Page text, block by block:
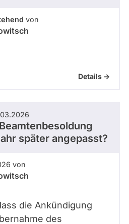
von
Details ->
später angepasst?
von
die Ankündigung
des